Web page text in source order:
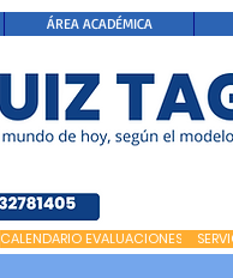
ÁREA ACADÉMICA
CALENDARIO EVALUACIONES